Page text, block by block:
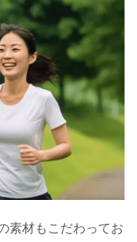
素材もこだわってお